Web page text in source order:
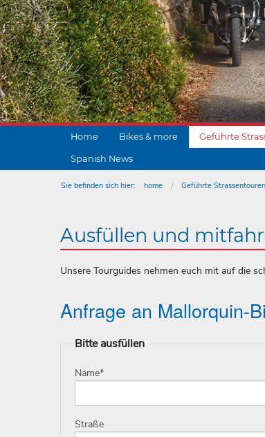
Home Bikes & more Geführte
Spanish News
Sie befinden sich hier: home Geführte Strassentouren
Ausfüllen und
Unsere Tourguides nehmen euch mit auf die
Anfrage an Mallorquin-
Bitte ausfüllen
Name*
Straße